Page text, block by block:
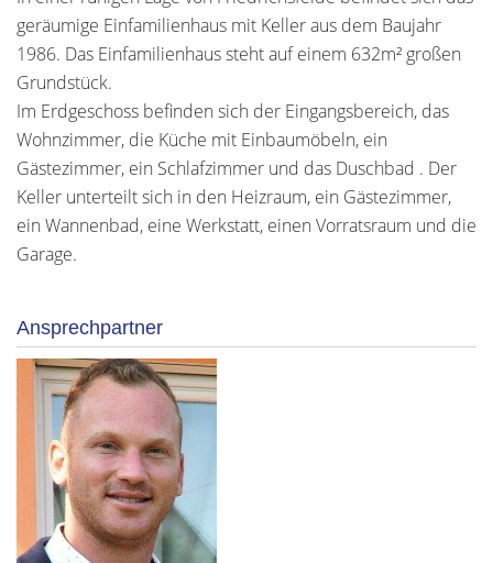
geräumige Einfamilienhaus mit Keller aus dem Baujahr
1986. Das Einfamilienhaus steht auf einem 632m² großen
Grundstück.
Im Erdgeschoss befinden sich der Eingangsbereich, das
Wohnzimmer, die Küche mit Einbaumöbeln, ein
Gästezimmer, ein Schlafzimmer und das Duschbad . Der
Keller unterteilt sich in den Heizraum, ein Gästezimmer,
ein Wannenbad, eine Werkstatt, einen Vorratsraum und die
Garage.
Ansprechpartner